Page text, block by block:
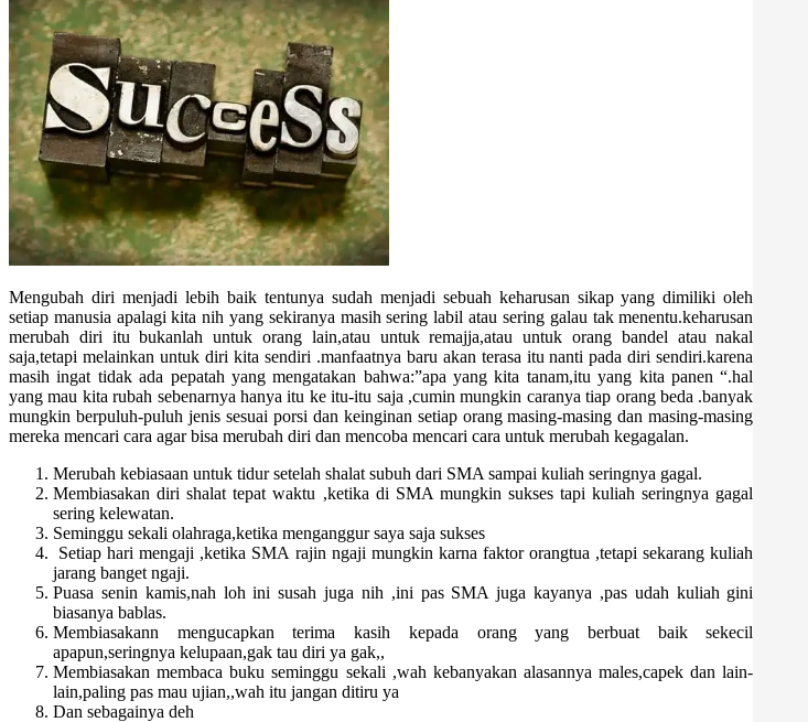
Mengubah diri menjadi lebih baik tentunya sudah menjadi sebuah keharusan sikap yang dimiliki oleh
setiap manusia apalagi kita nih yang sekiranya masih sering labil atau sering galau tak menentu.keharusan
merubah diri itu bukanlah untuk orang lain,atau untuk remajja,atau untuk orang bandel atau nakal
saja,tetapi melainkan untuk diri kita sendiri .manfaatnya baru akan terasa itu nanti pada diri sendiri.karena
masih ingat tidak ada pepatah yang mengatakan bahwa:”apa yang kita tanam,itu yang kita panen “.hal
yang mau kita rubah sebenarnya hanya itu ke itu-itu saja ,cumin mungkin caranya tiap orang beda .banyak
mungkin berpuluh-puluh jenis sesuai porsi dan keinginan setiap orang masing-masing dan masing-masing
mereka mencari cara agar bisa merubah diri dan mencoba mencari cara untuk merubah kegagalan.
Merubah kebiasaan untuk tidur setelah shalat subuh dari SMA sampai kuliah seringnya gagal.
Membiasakan diri shalat tepat waktu ,ketika di SMA mungkin sukses tapi kuliah seringnya gagal
sering kelewatan.
Seminggu sekali olahraga,ketika menganggur saya saja sukses
Setiap hari mengaji ,ketika SMA rajin ngaji mungkin karna faktor orangtua ,tetapi sekarang kuliah
jarang banget ngaji.
Puasa senin kamis,nah loh ini susah juga nih ,ini pas SMA juga kayanya ,pas udah kuliah gini
biasanya bablas.
Membiasakann mengucapkan terima kasih kepada orang yang berbuat baik sekecil
apapun,seringnya kelupaan,gak tau diri ya gak,,
Membiasakan membaca buku seminggu sekali ,wah kebanyakan alasannya males,capek dan lain-
lain,paling pas mau ujian,,wah itu jangan ditiru ya
Dan sebagainya deh